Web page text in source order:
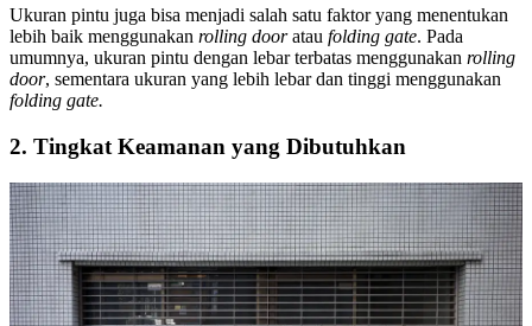
Ukuran pintu juga bisa menjadi salah satu faktor yang menentukan
lebih baik menggunakan rolling dooratau folding gate. Pada
umumnya, ukuran pintu dengan lebar terbatas menggunakan rolling
door, sementara ukuran yang lebih lebar dan tinggi menggunakan
folding gate.
2. Tingkat Keamanan yang Dibutuhkan